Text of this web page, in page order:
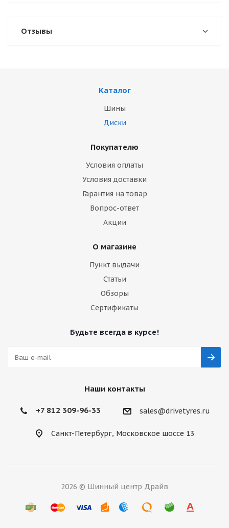
Отзывы
Каталог
Шины
Диски
Покупателю
Условия оплаты
Условия доставки
Гарантия на товар
Вопрос-ответ
Акции
О магазине
Пункт выдачи
Статьи
Обзоры
Сертификаты
Будьте всегда в курсе!
Наши контакты
+7 812 309-96-33 sales@drivetyres.ru
Санкт-Петербург, Московское шоссе 13
2026 © Шинный центр Драйв